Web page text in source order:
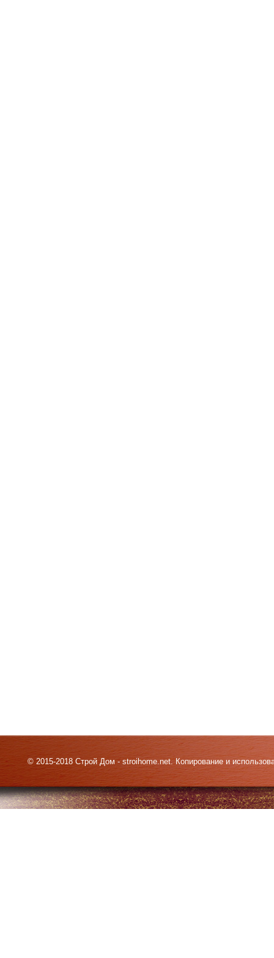
© 2015-2018 Строй Дом - stroihome.net. Копирование и